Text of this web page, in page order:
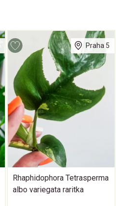
Praha 5
Rhaphidophora Tetrasperma
albo variegata raritka